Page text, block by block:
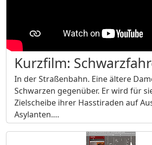
Kurzfilm:
In der Straßenbahn. Eine ältere
Schwarzen gegenüber. Er wird für
Zielscheibe ihrer Hasstiraden auf
Asylanten.…